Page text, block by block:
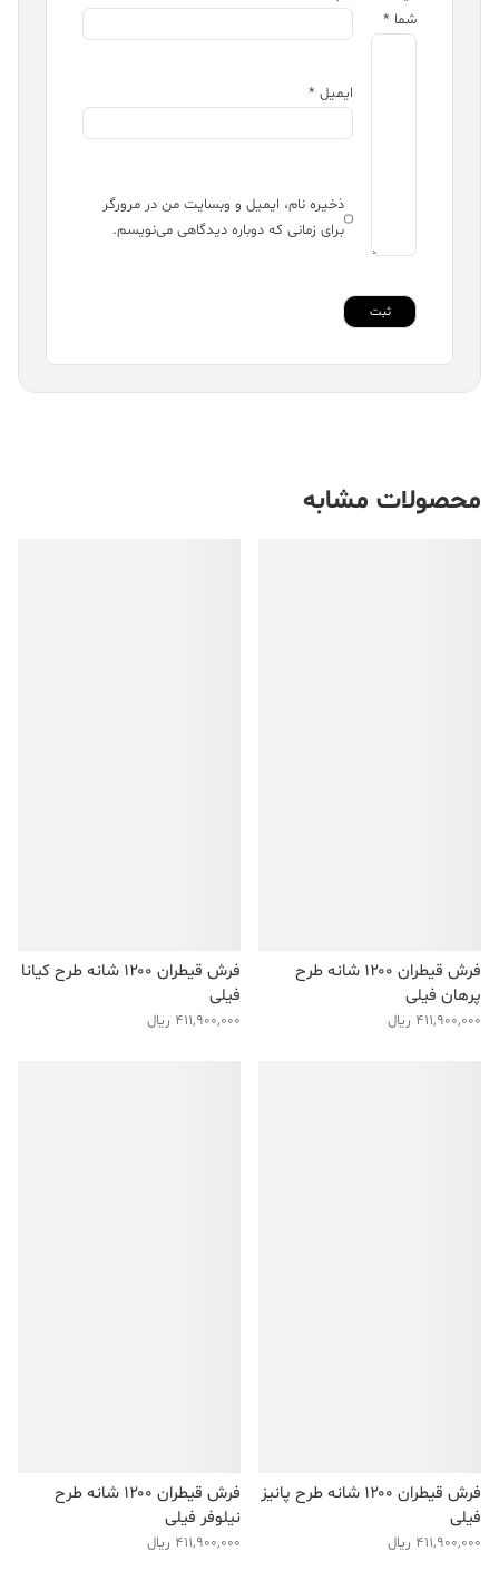
شما *
ایمیل *
ذخیره نام، ایمیل و وبسایت من در مرورگر
برای زمانی که دوباره دیدگاهی می‌نویسم.
محصولات مشابه
فرش قیطران ۱۲۰۰ شانه طرح
پرهان فیلی
411,900,000 ریال
فرش قیطران ۱۲۰۰ شانه طرح کیانا
فیلی
411,900,000 ریال
فرش قیطران ۱۲۰۰ شانه طرح پانیز
فیلی
411,900,000 ریال
فرش قیطران ۱۲۰۰ شانه طرح
نیلوفر فیلی
411,900,000 ریال